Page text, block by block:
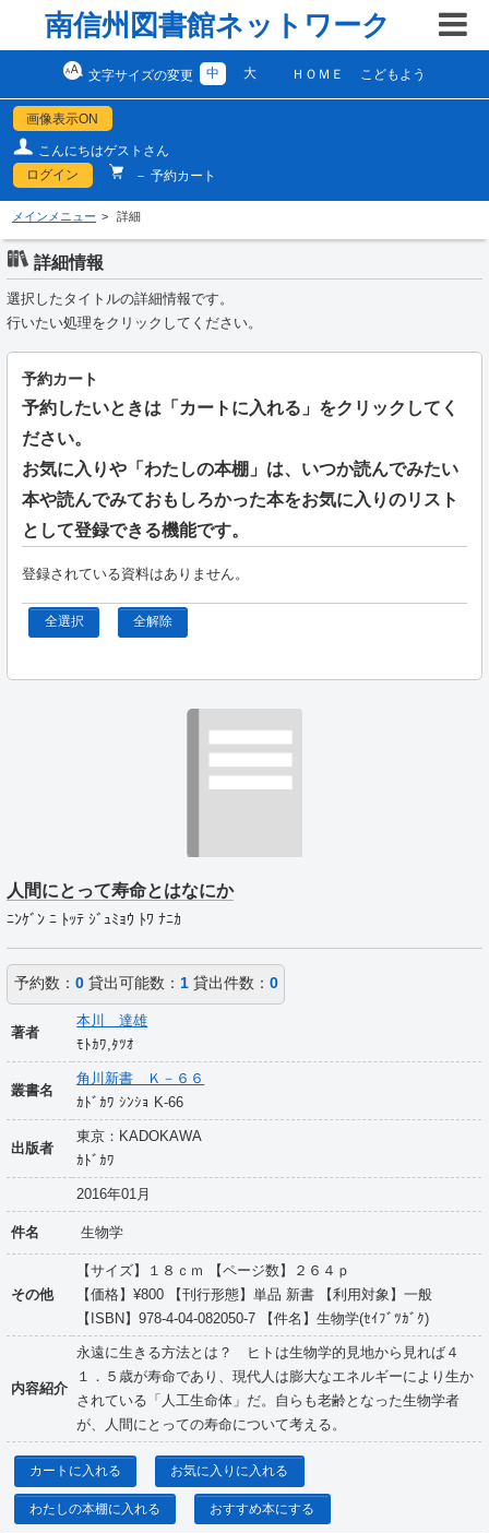
南信州図書館ネットワーク
文字サイズの変更 中 大 ＨＯＭＥ こどもよう
画像表示ON
こんにちはゲストさん
ログイン
－ 予約カート
メインメニュー 詳細
詳細情報
選択したタイトルの詳細情報です。
行いたい処理をクリックしてください。
予約カート
予約したいときは「カートに入れる」をクリックしてく
ださい。
お気に入りや「わたしの本棚」は、いつか読んでみたい
本や読んでみておもしろかった本をお気に入りのリスト
として登録できる機能です。
登録されている資料はありません。
全選択 全解除
人間にとって寿命とはなにか
ﾆﾝｹﾞﾝ ﾆ ﾄｯﾃ ｼﾞｭﾐｮｳ ﾄﾜ ﾅﾆｶ
予約数： 0貸出可能数： 1貸出件数： 0
著者
本川 達雄
ﾓﾄｶﾜ,ﾀﾂｵ
叢書名
角川新書 Ｋ－６６
ｶﾄﾞｶﾜ ｼﾝｼｮ K-66
出版者
東京：KADOKAWA
ｶﾄﾞｶﾜ
2016年01月
件名 生物学
その他
【サイズ】１８ｃｍ 【ページ数】２６４ｐ
【価格】¥800 【刊行形態】単品 新書 【利用対象】一般
【ISBN】978-4-04-082050-7 【件名】生物学(ｾｲﾌﾞﾂｶﾞｸ)
内容紹介
永遠に生きる方法とは？ ヒトは生物学的見地から見れば４
１．５歳が寿命であり、現代人は膨大なエネルギーにより生か
されている「人工生命体」だ。自らも老齢となった生物学者
が、人間にとっての寿命について考える。
カートに入れる お気に入りに入れる
わたしの本棚に入れる おすすめ本にする